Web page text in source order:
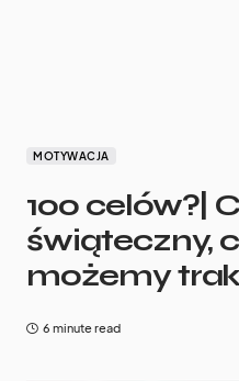
MOTYWACJA
100 celów?|
świąteczny,
możemy
6 minute read